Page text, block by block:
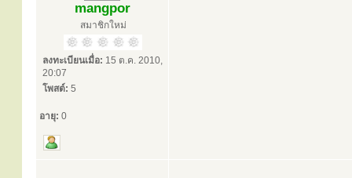
mangpor
สมาชิกใหม่
ลงทะเบียนเมื่อ: 15 ต.ค. 2010,
20:07
โพสต์: 5
อายุ: 0